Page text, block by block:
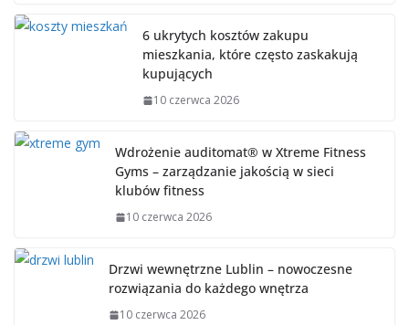
6 ukrytych kosztów zakupu
mieszkania, które często zaskakują
kupujących
10 czerwca 2026
Wdrożenie auditomat® w Xtreme Fitness
Gyms – zarządzanie jakością w sieci
klubów fitness
10 czerwca 2026
Drzwi wewnętrzne Lublin – nowoczesne
rozwiązania do każdego wnętrza
10 czerwca 2026